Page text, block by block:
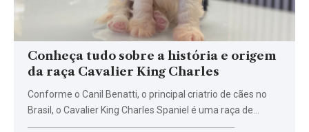
Conheça tudo sobre a história e origem
da raça Cavalier King Charles
Conforme o Canil Benatti, o principal criatrio de cães no
Brasil, o Cavalier King Charles Spaniel é uma raça de…